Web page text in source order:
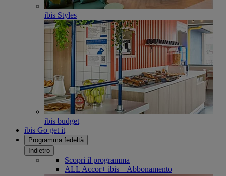
ibis Styles
ibis budget
ibis Go get it
Programma fedeltà
Indietro
Scopri il programma
ALL Accor+ ibis – Abbonamento